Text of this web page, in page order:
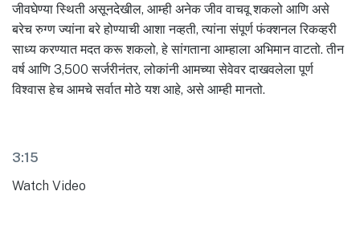
जीवघेण्या स्थिती असूनदेखील, आम्ही अनेक जीव वाचवू शकलो आणि असे
बरेच रुग्ण ज्यांना बरे होण्याची आशा नव्हती, त्यांना संपूर्ण फंक्शनल रिकव्हरी
साध्य करण्यात मदत करू शकलो, हे सांगताना आम्हाला अभिमान वाटतो. तीन
वर्ष आणि 3,500 सर्जरीनंतर, लोकांनी आमच्या सेवेवर दाखवलेला पूर्ण
विश्वास हेच आमचे सर्वात मोठे यश आहे, असे आम्ही मानतो.
3:15
Watch Video